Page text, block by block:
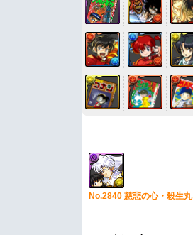
No.2840 慈悲の心・殺生丸